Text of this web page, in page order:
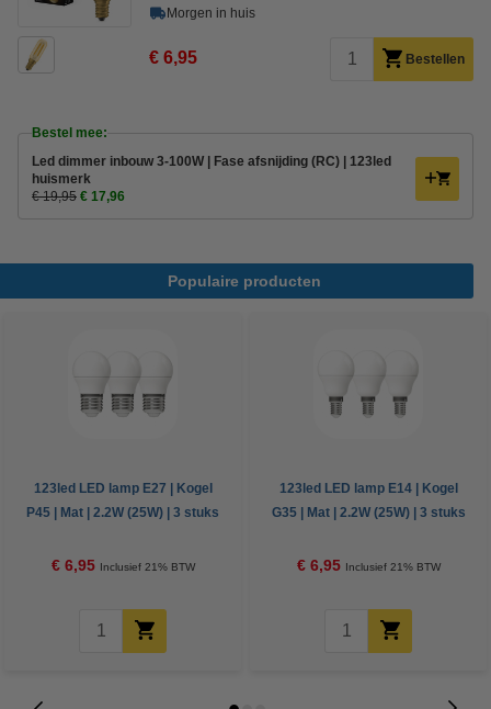
Morgen in huis
€ 6,95 Bestellen
Bestel mee:
Led dimmer inbouw 3-100W | Fase afsnijding (RC) | 123led
huismerk
€ 19,95 € 17,96
Populaire producten
123led LED lamp E27 | Kogel
P45 | Mat | 2.2W (25W) | 3 stuks
€ 6,95 Inclusief 21% BTW
123led LED lamp E14 | Kogel
G35 | Mat | 2.2W (25W) | 3 stuks
€ 6,95 Inclusief 21% BTW